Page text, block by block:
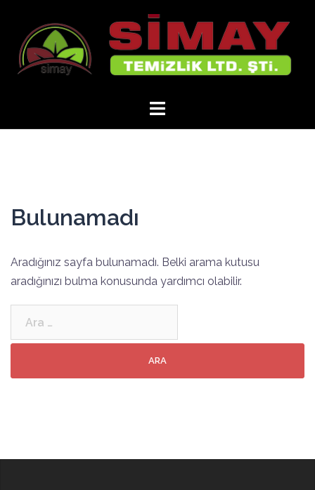
Bulunamadı
Aradığınız sayfa bulunamadı. Belki arama kutusu
aradığınızı bulma konusunda yardımcı olabilir.